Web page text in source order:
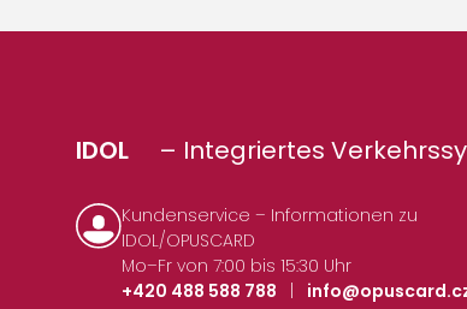
IDOL – Integriertes
Kundenservice – Informationen zu
IDOL/OPUSCARD
Mo–Fr von 7:00 bis 15:30 Uhr
+420 488 588 788
|